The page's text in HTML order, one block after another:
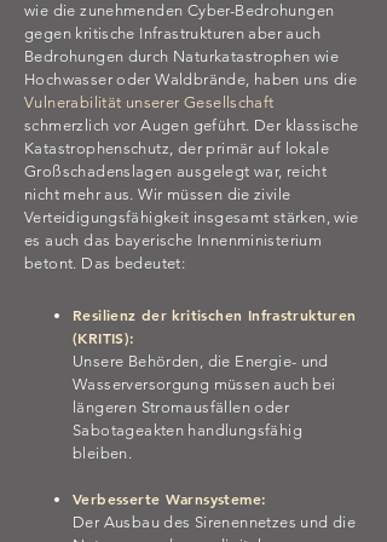
wie die zunehmenden Cyber-Bedrohungen
gegen kritische Infrastrukturen aber auch
Bedrohungen durch Naturkatastrophen wie
Hochwasser oder Waldbrände, haben uns die
Vulnerabilität unserer Gesellschaft
schmerzlich vor Augen geführt. Der klassische
Katastrophenschutz, der primär auf lokale
Großschadenslagen ausgelegt war, reicht
nicht mehr aus. Wir müssen die zivile
Verteidigungsfähigkeit insgesamt stärken, wie
es auch das bayerische Innenministerium
betont. Das bedeutet:
Resilienz der kritischen Infrastrukturen
(KRITIS):
Unsere Behörden, die Energie- und
Wasserversorgung müssen auch bei
längeren Stromausfällen oder
Sabotageakten handlungsfähig
bleiben.
Verbesserte Warnsysteme:
Der Ausbau des Sirenennetzes und die